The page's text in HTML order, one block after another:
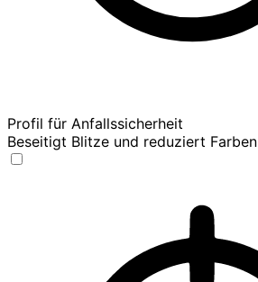
Profil für Anfallssicherheit
Beseitigt Blitze und reduziert Farben